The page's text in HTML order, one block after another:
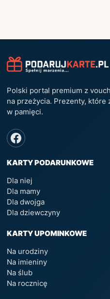
Polski portal premium z
na przeżycia. Prezenty, które
w pamięci.
KARTY PODARUNKOWE
Dla niej
Dla mamy
Dla dwojga
Dla dziewczyny
KARTY UPOMINKOWE
Na urodziny
Na imieniny
Na ślub
Na rocznicę